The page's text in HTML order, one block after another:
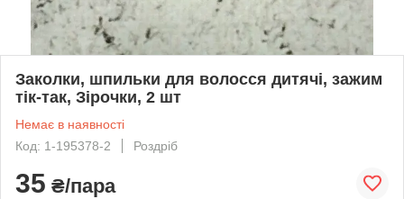
Заколки, шпильки для волосся дитячі, зажим
тік-так, Зірочки, 2 шт
Немає в наявності
Код: 1-195378-2
Роздріб
35 ₴/пара